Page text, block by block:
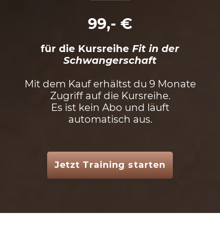
99,- €
für die Kursreihe Fit in der
Schwangerschaft
Mit dem Kauf erhältst du 9 Monate
Zugriff auf die Kursreihe.
Es ist kein Abo und läuft
automatisch aus.
Jetzt Training starten